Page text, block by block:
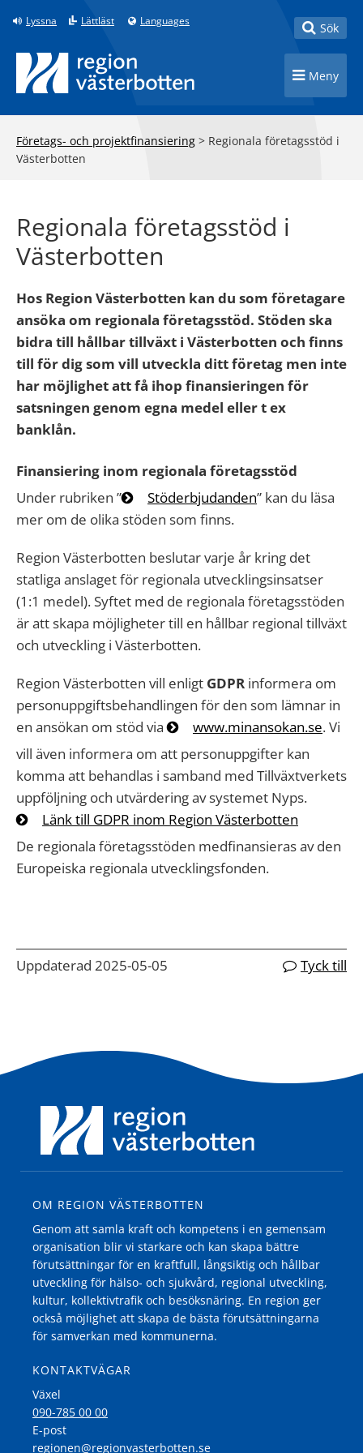
Till innehåll på sidan
Lyssna Lättläst Languages Toggle
Sök
Toggle
Meny
Företags- och projektfinansiering > Regionala företagsstöd i
Västerbotten
Regionala företagsstöd i
Västerbotten
Hos Region Västerbotten kan du som företagare
ansöka om regionala företagsstöd. Stöden ska
bidra till hållbar tillväxt i Västerbotten och finns
till för dig som vill utveckla ditt företag men inte
har möjlighet att få ihop finansieringen för
satsningen genom egna medel eller t ex
banklån.
Finansiering inom regionala företagsstöd
Under rubriken ”
Stöderbjudanden” kan du läsa
mer om de olika stöden som finns.
Region Västerbotten beslutar varje år kring det
statliga anslaget för regionala utvecklingsinsatser
(1:1 medel). Syftet med de regionala företagsstöden
är att skapa möjligheter till en hållbar regional tillväxt
och utveckling i Västerbotten.
Region Västerbotten vill enligt GDPR informera om
personuppgiftsbehandlingen för den som lämnar in
en ansökan om stöd via
www.minansokan.se. Vi
vill även informera om att personuppgifter kan
komma att behandlas i samband med Tillväxtverkets
uppföljning och utvärdering av systemet Nyps.
Länk till GDPR inom Region Västerbotten
De regionala företagsstöden medfinansieras av den
Europeiska regionala utvecklingsfonden.
Uppdaterad 2025-05-05 Tyck till
OM REGION VÄSTERBOTTEN
Genom att samla kraft och kompetens i en gemensam
organisation blir vi starkare och kan skapa bättre
förutsättningar för en kraftfull, långsiktig och hållbar
utveckling för hälso- och sjukvård, regional utveckling,
kultur, kollektivtrafik och besöksnäring. En region ger
också möjlighet att skapa de bästa förutsättningarna
för samverkan med kommunerna.
KONTAKTVÄGAR
Växel
090-785 00 00
E-post
regionen@regionvasterbotten.se